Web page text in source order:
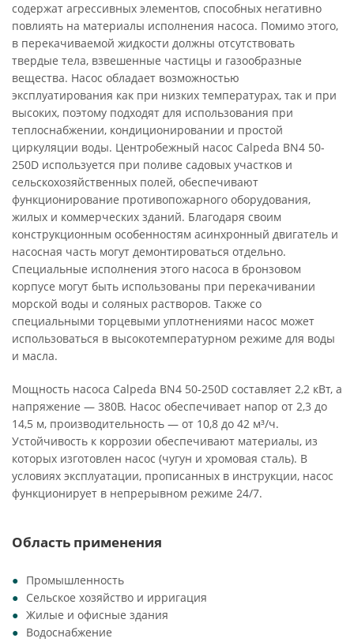
содержат агрессивных элементов, способных негативно
повлиять на материалы исполнения насоса. Помимо этого,
в перекачиваемой жидкости должны отсутствовать
твердые тела, взвешенные частицы и газообразные
вещества. Насос обладает возможностью
эксплуатирования как при низких температурах, так и при
высоких, поэтому подходят для использования при
теплоснабжении, кондиционировании и простой
циркуляции воды. Центробежный насос Calpeda BN4 50-
250D используется при поливе садовых участков и
сельскохозяйственных полей, обеспечивают
функционирование противопожарного оборудования,
жилых и коммерческих зданий. Благодаря своим
конструкционным особенностям асинхронный двигатель и
насосная часть могут демонтироваться отдельно.
Специальные исполнения этого насоса в бронзовом
корпусе могут быть использованы при перекачивании
морской воды и соляных растворов. Также со
специальными торцевыми уплотнениями насос может
использоваться в высокотемпературном режиме для воды
и масла.
Мощность насоса Calpeda BN4 50-250D составляет 2,2 кВт, а
напряжение — 380В. Насос обеспечивает напор от 2,3 до
14,5 м, производительность — от 10,8 до 42 м³/ч.
Устойчивость к коррозии обеспечивают материалы, из
которых изготовлен насос (чугун и хромовая сталь). В
условиях эксплуатации, прописанных в инструкции, насос
функционирует в непрерывном режиме 24/7.
Область применения
Промышленность
Сельское хозяйство и ирригация
Жилые и офисные здания
Водоснабжение